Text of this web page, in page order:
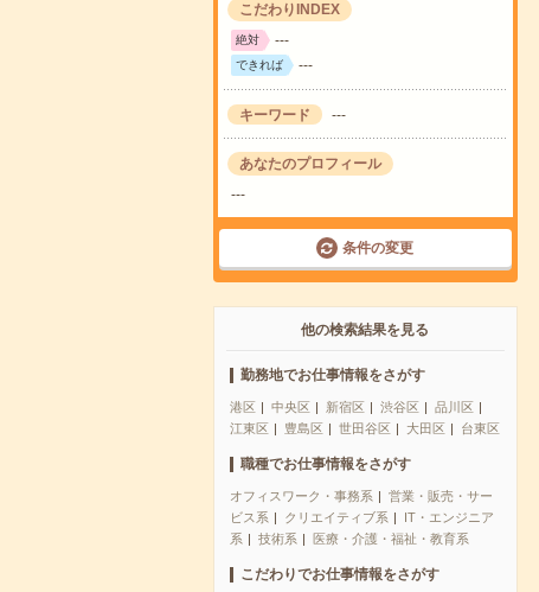
こだわりINDEX
絶対 ---
できれば ---
キーワード ---
あなたのプロフィール
---
条件の変更
他の検索結果を見る
勤務地でお仕事情報をさがす
港区 中央区 新宿区 渋谷区
品川区
江東区
豊島区 世田谷区 大田区 台東区
職種でお仕事情報をさがす
オフィスワーク・事務系
営業・販売・サー
ビス系
クリエイティブ系
IT・エンジニア
系
技術系 医療・介護・福祉・教育系
こだわりでお仕事情報をさがす